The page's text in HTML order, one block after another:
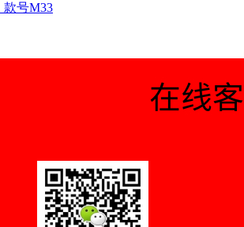
款号M33